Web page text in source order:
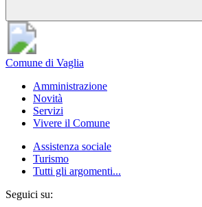
Comune di Vaglia
Amministrazione
Novità
Servizi
Vivere il Comune
Assistenza sociale
Turismo
Tutti gli argomenti...
Seguici su: